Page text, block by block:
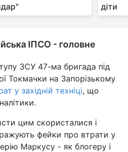
діти
ІПСО - головне
ЗСУ 47-ма бригада під
Токмачки на Запорізькому
у західній техніці, що
цим скористалися і
фейки про втрати у
Маркусу - як блогеру і